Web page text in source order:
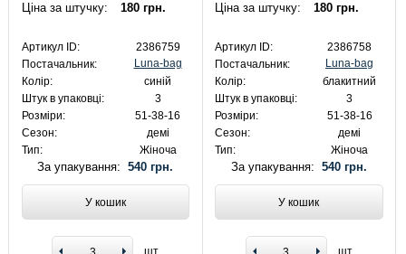
Ціна за штучку: 180 грн.
Артикул ID:
2386759
Постачальник:
Luna-bag
Колір:
синій
Штук в упаковці:
3
Розміри:
51-38-16
Сезон:
демі
Тип:
Жіноча
За упакування:540 грн.
У кошик
Ціна за штучку: 180 грн.
Артикул ID:
2386758
Постачальник:
Luna-bag
Колір:
блакитний
Штук в упаковці:
3
Розміри:
51-38-16
Сезон:
демі
Тип:
Жіноча
За упакування: 540 грн.
У кошик